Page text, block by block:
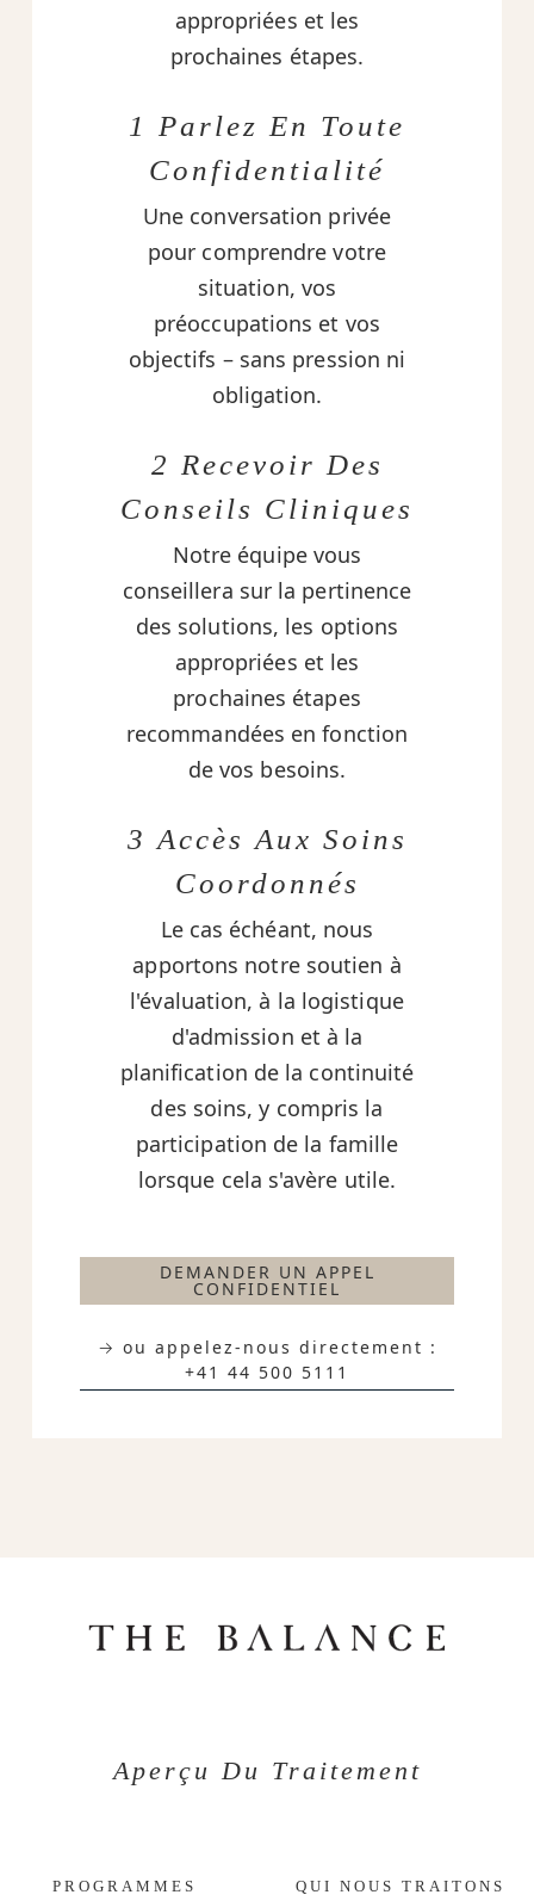
appropriées et les
prochaines étapes.
1 Parlez En Toute
Confidentialité
Une conversation privée
pour comprendre votre
situation, vos
préoccupations et vos
objectifs – sans pression ni
obligation.
2 Recevoir Des
Conseils Cliniques
Notre équipe vous
conseillera sur la pertinence
des solutions, les options
appropriées et les
prochaines étapes
recommandées en fonction
de vos besoins.
3 Accès Aux Soins
Coordonnés
Le cas échéant, nous
apportons notre soutien à
l'évaluation, à la logistique
d'admission et à la
planification de la continuité
des soins, y compris la
participation de la famille
lorsque cela s'avère utile.
DEMANDER UN APPEL
CONFIDENTIEL
→ ou appelez-nous directement :
+41 44 500 5111
Aperçu Du Traitement
PROGRAMMES QUI NOUS TRAITONS